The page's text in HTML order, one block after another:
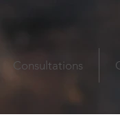
Consultations